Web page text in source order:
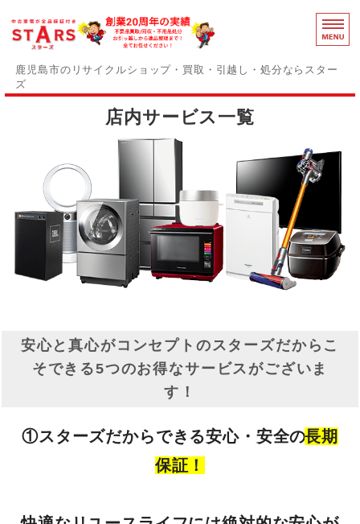
鹿児島の
鹿児島市のリサイクルショップ・買取・引越し・処分ならスター
ズ
スターズの誇りと強み
障がい者支援事業部
事務用品買取中
感染症対策
お問い合わせ
店内サービス一覧
安心と真心がコンセプトのスターズだからこ
そできる5つのお得なサービスがございま
す！
①スターズだからできる安心・安全の長期
保証！